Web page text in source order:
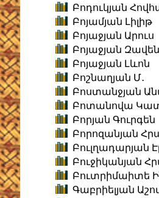
Բոդուկյան
Բոյամյան Լիլիթ
Բոյաջյան Արուս
Բոյաջյան Զավեն
Բոյաջյան Լևոն
Բոշնաղյան Մ․
Բոստանջյան
Բոտանովա
Բորյան Գուրգեն
Բորոզանյան
Բուլղադարյան
Բուջիկանյան
Բուտրիմաիտե
Գաբրիելյան